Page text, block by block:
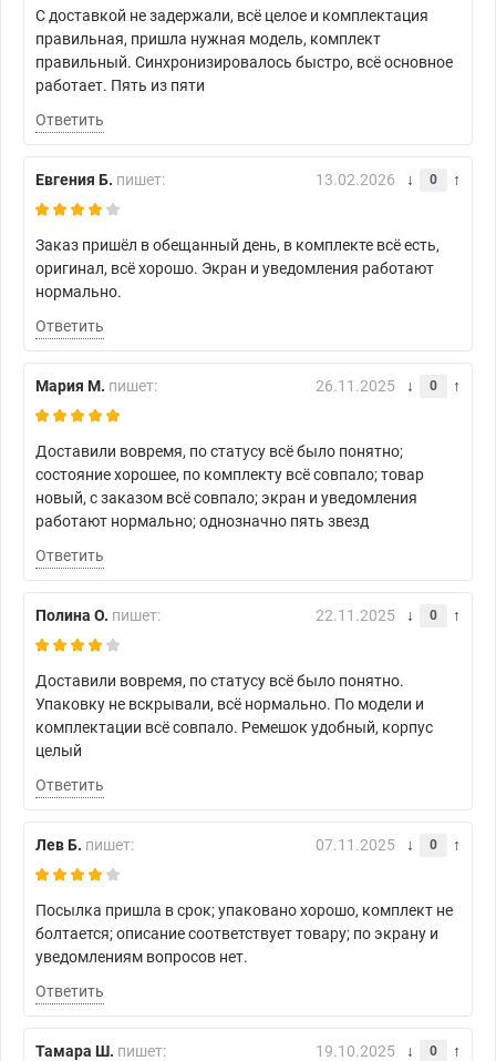
С доставкой не задержали, всё целое и комплектация
правильная, пришла нужная модель, комплект
правильный. Синхронизировалось быстро, всё основное
работает. Пять из пяти
Ответить
Евгения Б. пишет: 13.02.2026 0
Заказ пришёл в обещанный день, в комплекте всё есть,
оригинал, всё хорошо. Экран и уведомления работают
нормально.
Ответить
Мария М. пишет: 26.11.2025 0
Доставили вовремя, по статусу всё было понятно;
состояние хорошее, по комплекту всё совпало; товар
новый, с заказом всё совпало; экран и уведомления
работают нормально; однозначно пять звезд
Ответить
Полина О. пишет: 22.11.2025 0
Доставили вовремя, по статусу всё было понятно.
Упаковку не вскрывали, всё нормально. По модели и
комплектации всё совпало. Ремешок удобный, корпус
целый
Ответить
Лев Б. пишет: 07.11.2025 0
Посылка пришла в срок; упаковано хорошо, комплект не
болтается; описание соответствует товару; по экрану и
уведомлениям вопросов нет.
Ответить
Тамара Ш. пишет: 19.10.2025 0